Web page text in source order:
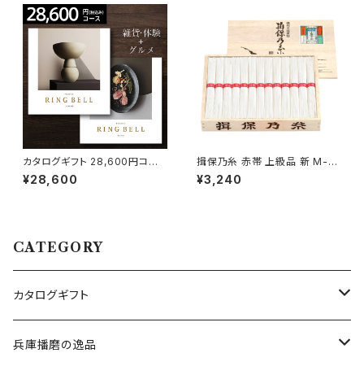
カタログギフト 28,600円コー
ス ルミナリィ＆ビアンカ【リンベ
ルプラスグルメ】
¥28,600
揖保乃糸 赤帯 上級品 新 M-3
0B 24束 木箱入り
¥3,240
CATEGORY
カタログギフト
洋表紙 エクセレントチョイス
兵庫播磨の逸品